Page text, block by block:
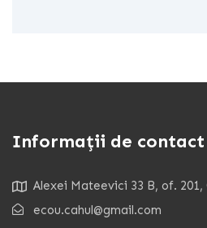
Informații de contact
Alexei Mateevici 33 B, of. 201,
ecou.cahul@gmail.com